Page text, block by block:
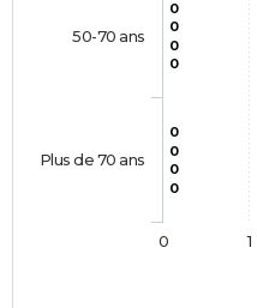
0
0
0
0
0
0
0
0
50-70 ans
Plus de 70 ans
0 1